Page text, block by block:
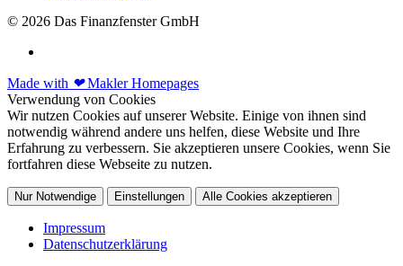
© 2026 Das Finanzfenster GmbH
Made with ❤Makler Homepages
Verwendung von Cookies
Wir nutzen Cookies auf unserer Website. Einige von ihnen sind
notwendig während andere uns helfen, diese Website und Ihre
Erfahrung zu verbessern. Sie akzeptieren unsere Cookies, wenn Sie
fortfahren diese Webseite zu nutzen.
Nur Notwendige Einstellungen Alle Cookies akzeptieren
Impressum
Datenschutzerklärung